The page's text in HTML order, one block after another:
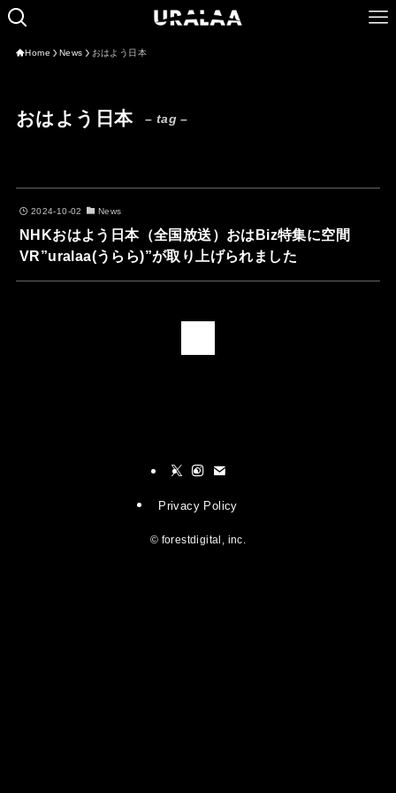
Home News おはよう日本
おはよう日本 – tag –
2024-10-02 News
NHKおはよう日本（全国放送）おはBiz特集に空間
VR”uralaa(うらら)”が取り上げられました
Privacy Policy
© forestdigital, inc.